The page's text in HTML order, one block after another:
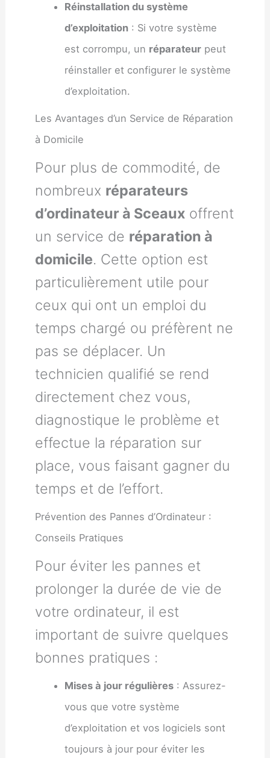
Réinstallation du système
d’exploitation : Si votre système
est corrompu, un réparateur peut
réinstaller et configurer le système
d’exploitation.
Les Avantages d’un Service de Réparation
à Domicile
Pour plus de commodité, de
nombreux réparateurs
d’ordinateur à Sceaux offrent
un service de réparation à
domicile. Cette option est
particulièrement utile pour
ceux qui ont un emploi du
temps chargé ou préfèrent ne
pas se déplacer. Un
technicien qualifié se rend
directement chez vous,
diagnostique le problème et
effectue la réparation sur
place, vous faisant gagner du
temps et de l’effort.
Prévention des Pannes d’Ordinateur :
Conseils Pratiques
Pour éviter les pannes et
prolonger la durée de vie de
votre ordinateur, il est
important de suivre quelques
bonnes pratiques :
Mises à jour régulières : Assurez-
vous que votre système
d’exploitation et vos logiciels sont
toujours à jour pour éviter les